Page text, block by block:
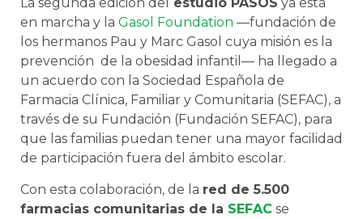
en marcha y la Gasol Foundation —fundación de
los hermanos Pau y Marc Gasol cuya misión es la
prevención de la obesidad infantil— ha llegado a
un acuerdo con la Sociedad Española de
Farmacia Clínica, Familiar y Comunitaria (SEFAC), a
través de su Fundación (Fundación SEFAC), para
que las familias puedan tener una mayor facilidad
de participación fuera del ámbito escolar.
Con esta colaboración, de la red de 5.500
farmacias comunitarias de la SEFAC se